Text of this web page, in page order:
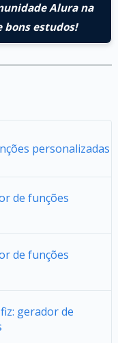
Alura na
bons estudos!
personalizadas
de funções
de funções
gerador de